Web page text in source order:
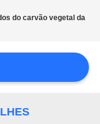
do carvão vegetal da